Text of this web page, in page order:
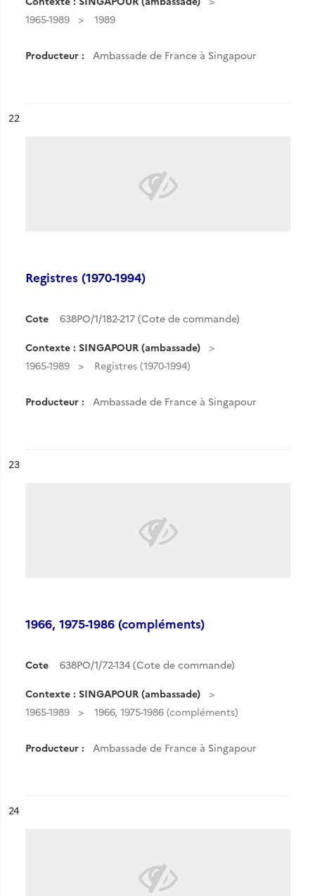
1965-1989
1989
Producteur : Ambassade de France à Singapour
n°
22
Registres (1970-1994)
Cote 638PO/1/182-217 (Cote de commande)
Contexte : SINGAPOUR (ambassade)
1965-1989
Registres (1970-1994)
Producteur : Ambassade de France à Singapour
n°
23
1966, 1975-1986 (compléments)
Cote 638PO/1/72-134 (Cote de commande)
Contexte : SINGAPOUR (ambassade)
1965-1989
1966, 1975-1986 (compléments)
Producteur : Ambassade de France à Singapour
n°
24